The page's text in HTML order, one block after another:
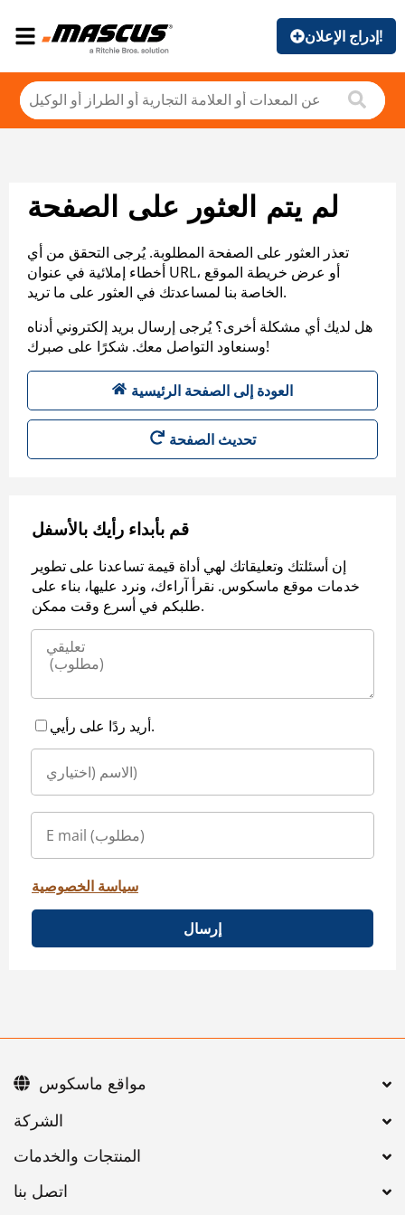
إدراج الإعلان!
لم يتم العثور على الصفحة
تعذر العثور على الصفحة المطلوبة. يُرجى التحقق من أي
أخطاء إملائية في عنوان URL، أو عرض خريطة الموقع
الخاصة بنا لمساعدتك في العثور على ما تريد.
هل لديك أي مشكلة أخرى؟ يُرجى إرسال بريد إلكتروني أدناه
وسنعاود التواصل معك. شكرًا على صبرك!
العودة إلى الصفحة الرئيسية
تحديث الصفحة
قم بأبداء رأيك بالأسفل
إن أسئلتك وتعليقاتك لهي أداة قيمة تساعدنا على تطوير
خدمات موقع ماسكوس. نقرأ آراءك، ونرد عليها، بناء على
طلبكم في أسرع وقت ممكن.
أريد ردًا على رأيي.
سياسة الخصوصية
إرسال
اتصل بنا
مواقع ماسكوس